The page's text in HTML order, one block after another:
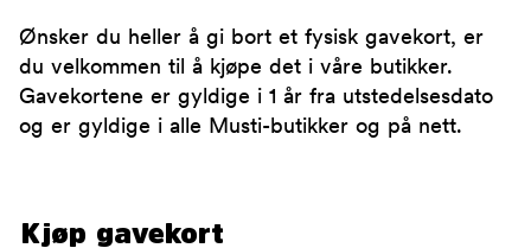
Ønsker du heller å gi bort et fysisk gavekort, er
du velkommen til å kjøpe det i våre butikker.
Gavekortene er gyldige i 1 år fra utstedelsesdato
og er gyldige i alle Musti-butikker og på nett.
Kjøp gavekort